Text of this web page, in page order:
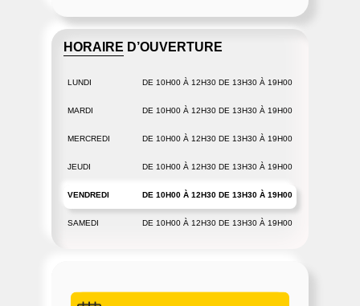
HORAIRE D’OUVERTURE
LUNDI DE 10H00 À 12H30 DE 13H30 À 19H00
MARDI DE 10H00 À 12H30 DE 13H30 À 19H00
MERCREDI DE 10H00 À 12H30 DE 13H30 À 19H00
JEUDI DE 10H00 À 12H30 DE 13H30 À 19H00
VENDREDI DE 10H00 À 12H30 DE 13H30 À 19H00
SAMEDI DE 10H00 À 12H30 DE 13H30 À 19H00